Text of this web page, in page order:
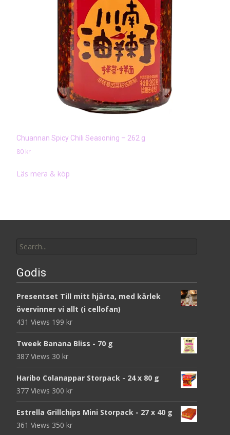
Chuannan Spicy Chili Seasoning – 262 g
80 kr
Läs mera & köp
for:
Godis
Presentset Till mitt hjärta, med kärlek
övervinner vi allt (i cellofan)
431 Views 199 kr
Tweek Banana Bliss - 70 g
387 Views 30 kr
Haribo Colanappar Storpack - 24 x 80 g
377 Views 300 kr
Estrella Grillchips Mini Storpack - 27 x 40 g
361 Views 350 kr